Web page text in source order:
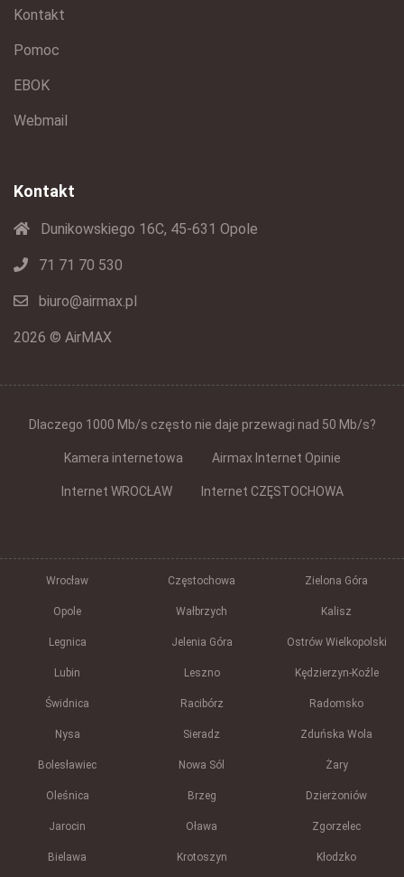
Kontakt
Pomoc
EBOK
Webmail
Kontakt
Dunikowskiego 16C, 45-631 Opole
71 71 70 530
biuro@airmax.pl
2026 © AirMAX
Dlaczego 1000 Mb/s często nie daje przewagi nad 50 Mb/s?
Kamera internetowa Airmax Internet Opinie
Internet WROCŁAW Internet CZĘSTOCHOWA
Wrocław Częstochowa Zielona Góra
Opole Wałbrzych Kalisz
Legnica Jelenia Góra Ostrów Wielkopolski
Lubin Leszno Kędzierzyn-Koźle
Świdnica Racibórz Radomsko
Nysa Sieradz Zduńska Wola
Bolesławiec Nowa Sól Żary
Oleśnica Brzeg Dzierżoniów
Jarocin Oława Zgorzelec
Bielawa Krotoszyn Kłodzko